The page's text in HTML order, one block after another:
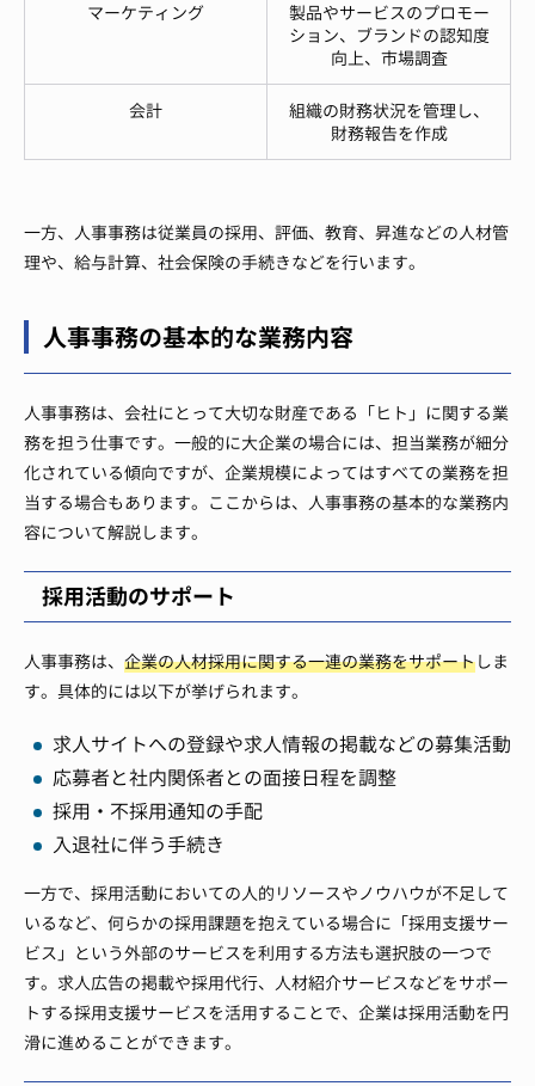
マーケティング
製品やサービスのプロモー
ション、ブランドの認知度
向上、市場調査
会計
組織の財務状況を管理し、
財務報告を作成
一方、人事事務は従業員の採用、評価、教育、昇進などの人材管
理や、給与計算、社会保険の手続きなどを行います。
人事事務の基本的な業務内容
人事事務は、会社にとって大切な財産である「ヒト」に関する業
務を担う仕事です。一般的に大企業の場合には、担当業務が細分
化されている傾向ですが、企業規模によってはすべての業務を担
当する場合もあります。ここからは、人事事務の基本的な業務内
容について解説します。
採用活動のサポート
人事事務は、 企業の人材採用に関する一連の業務をサポートしま
す。具体的には以下が挙げられます。
求人サイトへの登録や求人情報の掲載などの募集活動
応募者と社内関係者との面接日程を調整
採用・不採用通知の手配
入退社に伴う手続き
一方で、採用活動においての人的リソースやノウハウが不足して
いるなど、何らかの採用課題を抱えている場合に「採用支援サー
ビス」という外部のサービスを利用する方法も選択肢の一つで
す。求人広告の掲載や採用代行、人材紹介サービスなどをサポー
トする採用支援サービスを活用することで、企業は採用活動を円
滑に進めることができます。